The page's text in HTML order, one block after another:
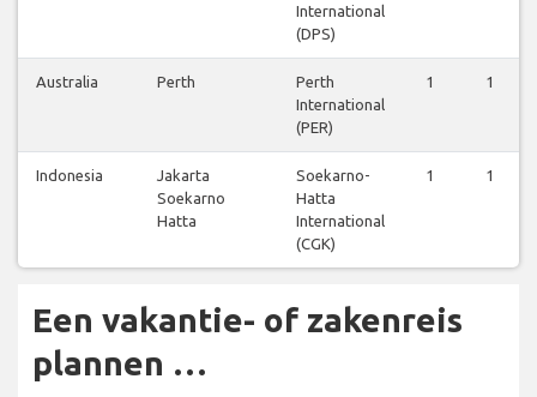
International
(DPS)
Australia Perth
Perth
International
(PER)
1 1
Indonesia
Jakarta
Soekarno
Hatta
Soekarno-
Hatta
International
(CGK)
1 1
Een vakantie- of zakenreis
plannen …